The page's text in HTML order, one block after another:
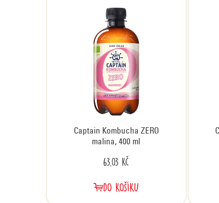
Captain Kombucha ZERO
malina, 400 ml
63,03 Kč
DO KOŠÍKU